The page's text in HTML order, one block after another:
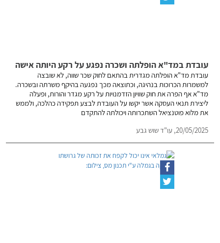
עובדת במד"א הופלתה ושכרה נפגע על רקע היותה אישה
עובדת מד"א הופלתה מגדרית בהתאם לחוק שכר שווה, לא שובצה
למשמרות הכרוכות בנהיגה, וכתוצאה מכך נפגעה בהיקף משרתה ובשכרה.
מד"א אף הפרה את חוק שוויון הזדמנויות על רקע מגדר והורות, ופעלה
ליצירת תנאי העסקה אשר יקשו על העובדת לבצע תפקידה כהלכה, ולממש
את מלוא פוטנציאל השתכרותה ויכולתה להתקדם
20/05/2025, עו"ד שוש גבע